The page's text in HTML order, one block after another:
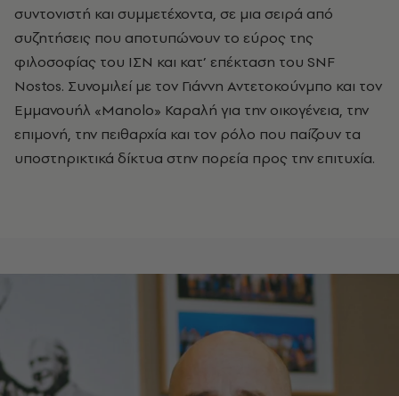
συντονιστή και συμμετέχοντα, σε μια σειρά από
συζητήσεις που αποτυπώνουν το εύρος της
φιλοσοφίας του ΙΣΝ και κατ’ επέκταση του SNF
Nostos. Συνομιλεί με τον Γιάννη Αντετοκούνμπο και τον
Εμμανουήλ «Manolo» Καραλή για την οικογένεια, την
επιμονή, την πειθαρχία και τον ρόλο που παίζουν τα
υποστηρικτικά δίκτυα στην πορεία προς την επιτυχία.